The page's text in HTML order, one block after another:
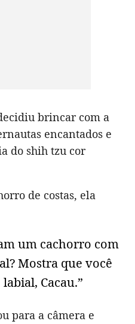
brincar com a
encantados e
do shih tzu cor
de costas, ela
um cachorro com
Mostra que você
Cacau.”
para a câmera e